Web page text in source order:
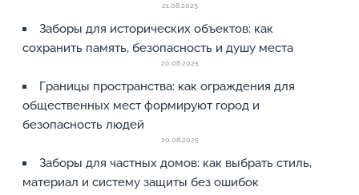
21.08.2025
Заборы для исторических объектов: как
сохранить память, безопасность и душу места
20.08.2025
Границы пространства: как ограждения для
общественных мест формируют город и
безопасность людей
20.08.2025
Заборы для частных домов: как выбрать стиль,
материал и систему защиты без ошибок